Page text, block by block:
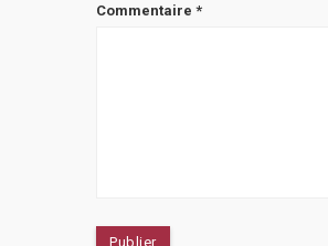
Commentaire *